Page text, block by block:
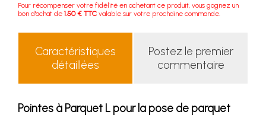
Pour récompenser votre fidélité en achetant ce produit, vous gagnez un
bon d'achat de 1.50 € TTC valable sur votre prochaine commande.
Caractéristiques
détaillées
Postez le premier
commentaire
Pointes à Parquet L pour la pose de parquet